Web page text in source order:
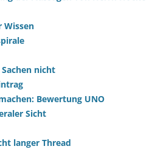
Wissen
nicht
Bewertung UNO
Sicht
langer Thread